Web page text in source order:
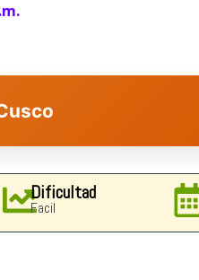
Cusco?
Dificultad
Facil